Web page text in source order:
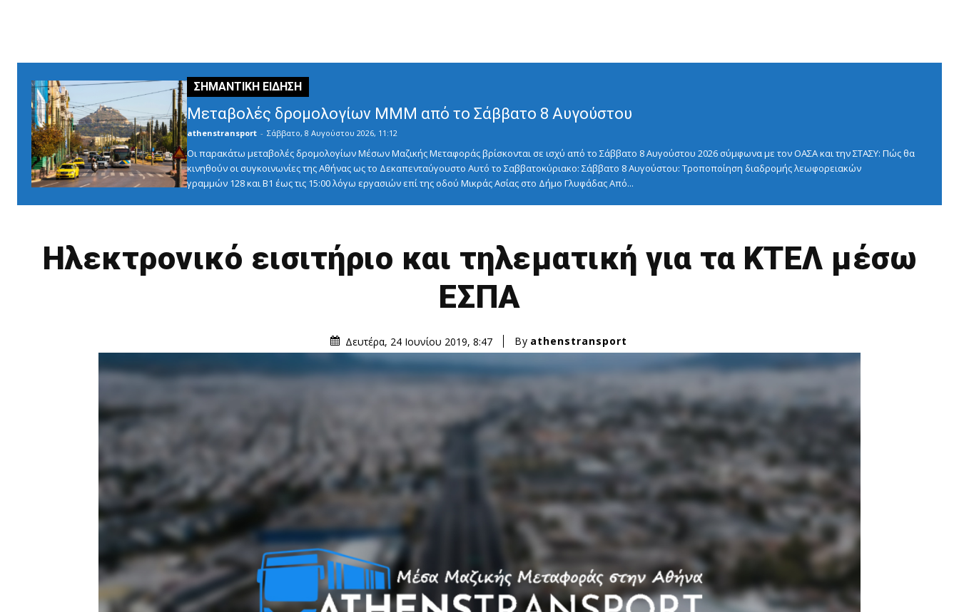
Μεταβολές δρομολογίων ΜΜΜ από το Σάββατο 8 Αυγούστου
athenstransport - Σάββατο, 8 Αυγούστου 2026, 11:12
Οι παρακάτω μεταβολές δρομολογίων Μέσων Μαζικής Μεταφοράς βρίσκονται σε ισχύ από το Σάββατο 8 Αυγούστου 2026 σύμφωνα με τον ΟΑΣΑ και την ΣΤΑΣΥ: Πώς θα
κινηθούν οι συγκοινωνίες της Αθήνας ως το Δεκαπενταύγουστο Αυτό το Σαββατοκύριακο: Σάββατο 8 Αυγούστου: Τροποποίηση διαδρομής λεωφορειακών
γραμμών 128 και Β1 έως τις 15:00 λόγω εργασιών επί της οδού Μικράς Ασίας στο Δήμο Γλυφάδας Από...
Ηλεκτρονικό εισιτήριο και τηλεματική για τα ΚΤΕΛ μέσω
ΕΣΠΑ
Δευτέρα, 24 Ιουνίου 2019, 8:47 By athenstransport